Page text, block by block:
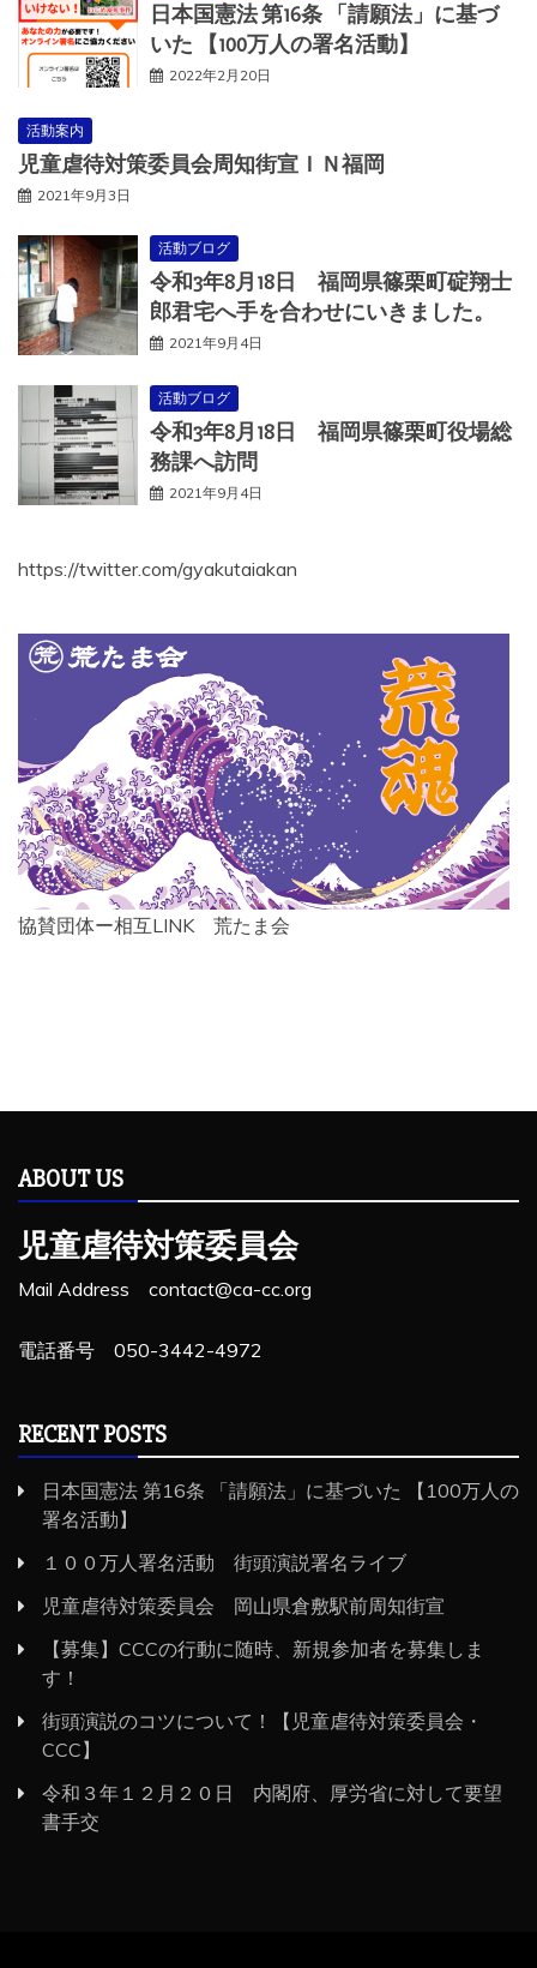
日本国憲法 第16条 「請願法」に基づ
いた 【100万人の署名活動】
2022年2月20日
活動案内
児童虐待対策委員会周知街宣ＩＮ福岡
2021年9月3日
活動ブログ
令和3年8月18日 福岡県篠栗町碇翔士
郎君宅へ手を合わせにいきました。
2021年9月4日
活動ブログ
令和3年8月18日 福岡県篠栗町役場総
務課へ訪問
2021年9月4日
https://twitter.com/gyakutaiakan
協賛団体ー相互LINK 荒たま会
ABOUT US
児童虐待対策委員会
Mail Address contact@ca-cc.org
電話番号 050-3442-4972
RECENT POSTS
日本国憲法 第16条 「請願法」に基づいた 【100万人の
署名活動】
１００万人署名活動 街頭演説署名ライブ
児童虐待対策委員会 岡山県倉敷駅前周知街宣
【募集】CCCの行動に随時、新規参加者を募集しま
す！
街頭演説のコツについて！【児童虐待対策委員会・
CCC】
令和３年１２月２０日 内閣府、厚労省に対して要望
書手交